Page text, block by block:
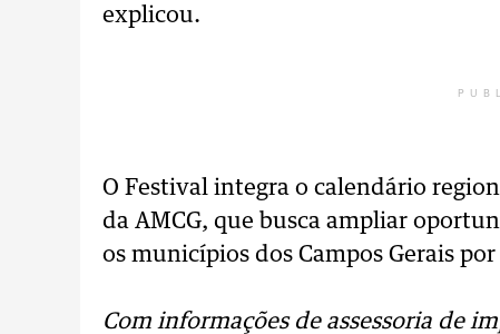
explicou.
O Festival integra o calendário
da AMCG, que busca ampliar
os municípios dos Campos Gerais
Com informações de assessoria de